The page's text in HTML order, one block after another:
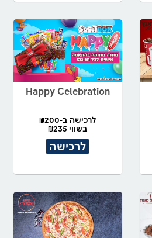
Happy Celebration
לרכישה ב-₪200
בשווי ₪235
לרכישה